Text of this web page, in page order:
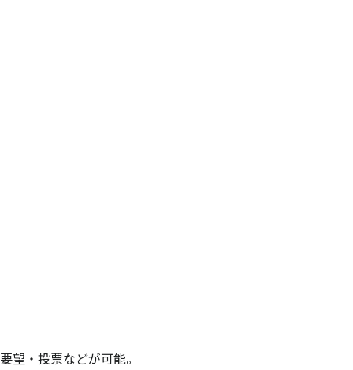
望・投票などが可能。